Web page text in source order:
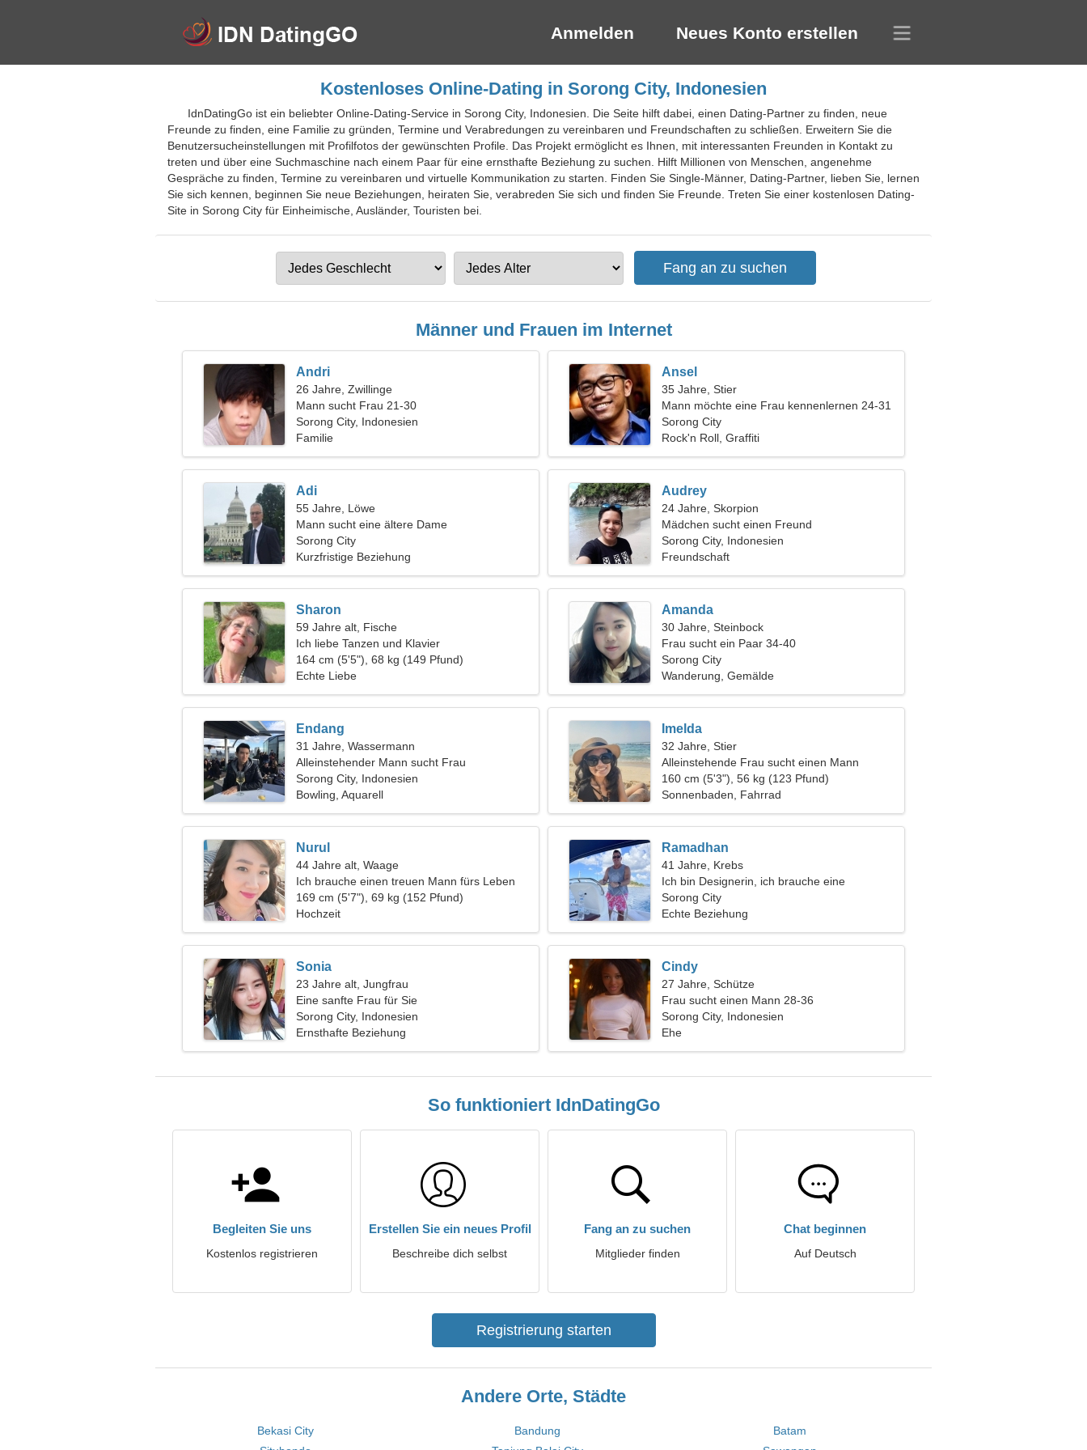
Anmelden Neues Konto erstellen
Kostenloses Online-Dating in Sorong City, Indonesien
IdnDatingGo ist ein beliebter Online-Dating-Service in Sorong City, Indonesien. Die Seite hilft dabei, einen Dating-Partner zu finden, neue
Freunde zu finden, eine Familie zu gründen, Termine und Verabredungen zu vereinbaren und Freundschaften zu schließen. Erweitern Sie die
Benutzersucheinstellungen mit Profilfotos der gewünschten Profile. Das Projekt ermöglicht es Ihnen, mit interessanten Freunden in Kontakt zu
treten und über eine Suchmaschine nach einem Paar für eine ernsthafte Beziehung zu suchen. Hilft Millionen von Menschen, angenehme
Gespräche zu finden, Termine zu vereinbaren und virtuelle Kommunikation zu starten. Finden Sie Single-Männer, Dating-Partner, lieben Sie, lernen
Sie sich kennen, beginnen Sie neue Beziehungen, heiraten Sie, verabreden Sie sich und finden Sie Freunde. Treten Sie einer kostenlosen Dating-
Site in Sorong City für Einheimische, Ausländer, Touristen bei.
Männer und Frauen im Internet
Andri
26 Jahre, Zwillinge
Mann sucht Frau 21-30
Sorong City, Indonesien
Familie
Ansel
35 Jahre, Stier
Mann möchte eine Frau kennenlernen 24-31
Sorong City
Rock'n Roll, Graffiti
Adi
55 Jahre, Löwe
Mann sucht eine ältere Dame
Sorong City
Kurzfristige Beziehung
Audrey
24 Jahre, Skorpion
Mädchen sucht einen Freund
Sorong City, Indonesien
Freundschaft
Sharon
59 Jahre alt, Fische
Ich liebe Tanzen und Klavier
164 cm (5'5"), 68 kg (149 Pfund)
Echte Liebe
Amanda
30 Jahre, Steinbock
Frau sucht ein Paar 34-40
Sorong City
Wanderung, Gemälde
Endang
31 Jahre, Wassermann
Alleinstehender Mann sucht Frau
Sorong City, Indonesien
Bowling, Aquarell
Imelda
32 Jahre, Stier
Alleinstehende Frau sucht einen Mann
160 cm (5'3"), 56 kg (123 Pfund)
Sonnenbaden, Fahrrad
Nurul
44 Jahre alt, Waage
Ich brauche einen treuen Mann fürs Leben
169 cm (5'7"), 69 kg (152 Pfund)
Hochzeit
Ramadhan
41 Jahre, Krebs
Ich bin Designerin, ich brauche eine
verspielte Frau
Sorong City
Echte Beziehung
Sonia
23 Jahre alt, Jungfrau
Eine sanfte Frau für Sie
Sorong City, Indonesien
Ernsthafte Beziehung
Cindy
27 Jahre, Schütze
Frau sucht einen Mann 28-36
Sorong City, Indonesien
Ehe
So funktioniert IdnDatingGo
Begleiten Sie uns
Kostenlos registrieren
Erstellen Sie ein neues Profil
Beschreibe dich selbst
Fang an zu suchen
Mitglieder finden
Chat beginnen
Auf Deutsch
Registrierung starten
Andere Orte, Städte
Bekasi City Bandung
Batam